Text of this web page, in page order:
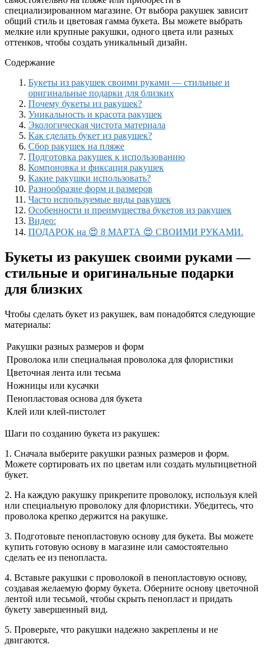
специализированном магазине. От выбора ракушек зависит
общий стиль и цветовая гамма букета. Вы можете выбрать
мелкие или крупные ракушки, одного цвета или разных
оттенков, чтобы создать уникальный дизайн.
Содержание
Букеты из ракушек своими руками — стильные и
оригинальные подарки для близких
Почему букеты из ракушек?
Уникальность и красота ракушек
Экологическая чистота материала
Как сделать букет из ракушек?
Сбор ракушек на пляже
Подготовка ракушек к использованию
Компоновка и фиксация ракушек
Какие ракушки использовать?
Разнообразие форм и размеров
Часто используемые виды ракушек
Особенности и преимущества букетов из ракушек
Видео:
ПОДАРОК на 😍 8 МАРТА 😍 СВОИМИ РУКАМИ.
Букеты из ракушек своими руками —
стильные и оригинальные подарки
для близких
Чтобы сделать букет из ракушек, вам понадобятся следующие
материалы:
Ракушки разных размеров и форм
Проволока или специальная проволока для флористики
Цветочная лента или тесьма
Ножницы или кусачки
Пенопластовая основа для букета
Клей или клей-пистолет
Шаги по созданию букета из ракушек:
1. Сначала выберите ракушки разных размеров и форм.
Можете сортировать их по цветам или создать мультицветной
букет.
2. На каждую ракушку прикрепите проволоку, используя клей
или специальную проволоку для флористики. Убедитесь, что
проволока крепко держится на ракушке.
3. Подготовьте пенопластовую основу для букета. Вы можете
купить готовую основу в магазине или самостоятельно
сделать ее из пенопласта.
4. Вставьте ракушки с проволокой в пенопластовую основу,
создавая желаемую форму букета. Оберните основу цветочной
лентой или тесьмой, чтобы скрыть пенопласт и придать
букету завершенный вид.
5. Проверьте, что ракушки надежно закреплены и не
двигаются.